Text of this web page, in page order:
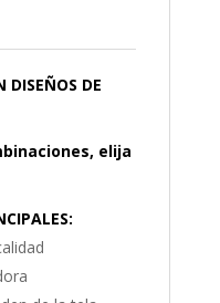
DISEÑOS DE
elija